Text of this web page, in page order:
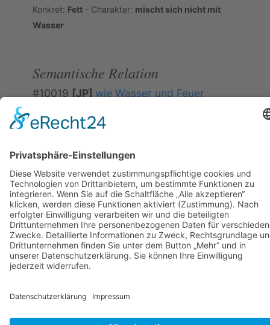
Konkret: Fett - Charakter: mischt sich nicht mit
Wasser
Semantische Relation
#10019 [JP] wie Wasser und Feuer
Korrespondenz der Elemente)
Copyright 2019 - 2023WAK / Prof. Dr. Annely
Rothkegel
powered bypfpro